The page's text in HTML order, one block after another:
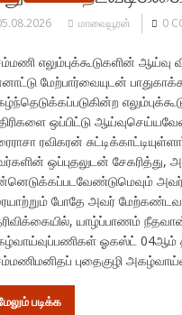
மாவையூரன் 0
எலும்புக்கூடுகளின் ஆய்வு
மேற்பார்வையுடன்
ஒப்பிட்டு
ரவிகரன்
ஒப்புதலுடன் சேகரித்து,
அவர்
போதே அவர்
யாழ்ப்பாணம்
ஓகஸ்ட் 04ஆம்
புதைகுழி
படிக்க